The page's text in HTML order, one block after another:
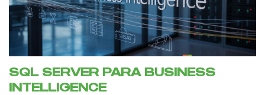
SQL SERVER PARA BUSINESS
INTELLIGENCE